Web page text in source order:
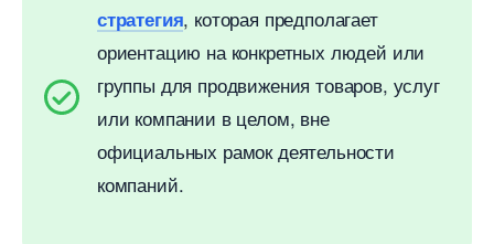
стратегия, которая предполагает
ориентацию на конкретных людей или
руппы для продвижения товаров, услу
или компании в целом, вне
официальных рамок деятельности
компаний.